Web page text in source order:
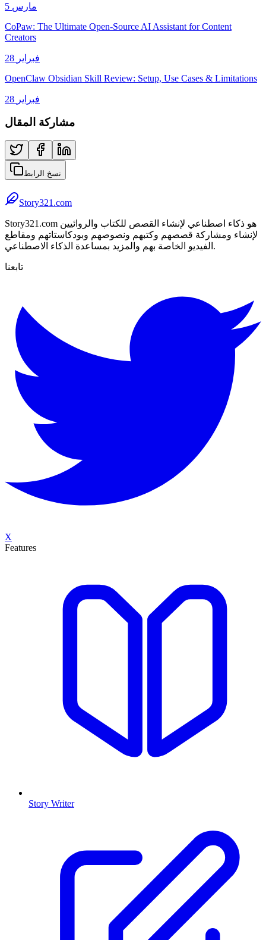
5 مارس
CoPaw: The Ultimate Open-Source AI Assistant for Content
Creators
28 فبراير
OpenClaw Obsidian Skill Review: Setup, Use Cases & Limitations
28 فبراير
مشاركة المقال
نسخ الرابط
Story321.com
Story321.com هو ذكاء اصطناعي لإنشاء القصص للكتاب والروائيين
لإنشاء ومشاركة قصصهم وكتبهم ونصوصهم وبودكاستاتهم ومقاطع
الفيديو الخاصة بهم والمزيد بمساعدة الذكاء الاصطناعي.
تابعنا
X
Features
Story Writer